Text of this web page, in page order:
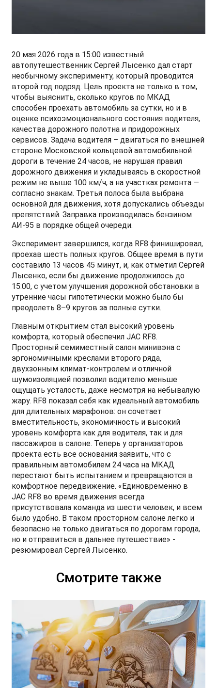
J7 Лифтбек
от 1 749 000 ₽*
JAC T8 Пикап
от 2 504 000 ₽*
JAC T8 PRO Пикап
от 2 759 000 ₽*
T9 Пикап
от 3 619 000 ₽*
RF8 Минивэн
от 4 774 000 ₽*
Лизинг
Кредитный калькулятор
Дополнительные программы помощи на дорогах
Регламент ТО
Руководство по обслуживанию и гарантия
Руководства по эксплуатации
Правовая информация
Партнеры
20 мая 2026 года в 15:00 известный
автопутешественник Сергей Лысенко дал старт
необычному эксперименту, который проводится
второй год подряд. Цель проекта не только в том,
чтобы выяснить, сколько кругов по МКАД
способен проехать автомобиль за сутки, но и в
оценке психоэмоционального состояния водителя,
качества дорожного полотна и придорожных
сервисов. Задача водителя – двигаться по внешней
стороне Московской кольцевой автомобильной
дороги в течение 24 часов, не нарушая правил
дорожного движения и укладываясь в скоростной
режим не выше 100 км/ч, а на участках ремонта —
согласно знакам. Третья полоса была выбрана
основной для движения, хотя допускались объезды
препятствий. Заправка производилась бензином
АИ-95 в порядке общей очереди.
Эксперимент завершился, когда RF8 финишировал,
проехав шесть полных кругов. Общее время в пути
составило 13 часов 45 минут, и, как отметил Сергей
Лысенко, если бы движение продолжилось до
15:00, с учетом улучшения дорожной обстановки в
утренние часы гипотетически можно было бы
преодолеть 8–9 кругов за полные сутки.
Главным открытием стал высокий уровень
комфорта, который обеспечил JAC RF8.
Просторный семиместный салон минивэна с
эргономичными креслами второго ряда,
двухзонным климат-контролем и отличной
шумоизоляцией позволил водителю меньше
ощущать усталость, даже несмотря на небывалую
жару. RF8 показал себя как идеальный автомобиль
для длительных марафонов: он сочетает
вместительность, экономичность и высокий
уровень комфорта как для водителя, так и для
пассажиров в салоне. Теперь у организаторов
проекта есть все основания заявить, что с
правильным автомобилем 24 часа на МКАД
перестают быть испытанием и превращаются в
комфортное передвижение. «Единовременно в
JAC RF8 во время движения всегда
присутствовала команда из шести человек, и всем
было удобно. В таком просторном салоне легко и
безопасно не только двигаться по дорогам города,
но и отправиться в дальнее путешествие» -
резюмировал Сергей Лысенко.
Смотрите также